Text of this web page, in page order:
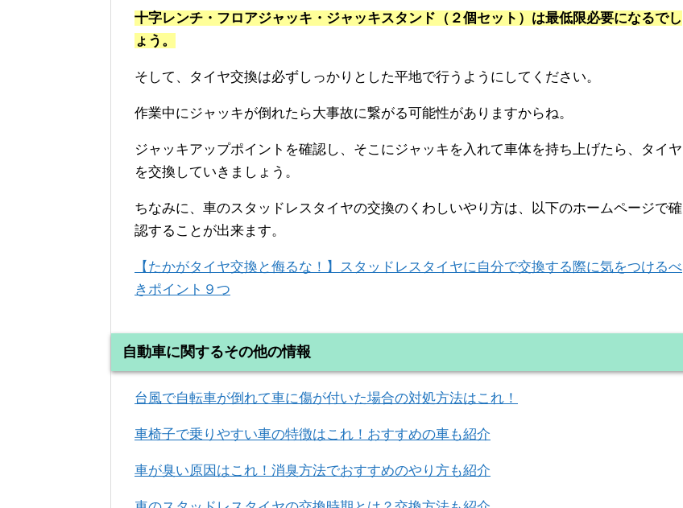
十字レンチ・フロアジャッキ・ジャッキスタンド（２個セット）は最低限必要になるでし
ょう。
そして、タイヤ交換は必ずしっかりとした平地で行うようにしてください。
作業中にジャッキが倒れたら大事故に繋がる可能性がありますからね。
ジャッキアップポイントを確認し、そこにジャッキを入れて車体を持ち上げたら、タイヤ
を交換していきましょう。
ちなみに、車のスタッドレスタイヤの交換のくわしいやり方は、以下のホームページで確
認することが出来ます。
【たかがタイヤ交換と侮るな！】スタッドレスタイヤに自分で交換する際に気をつけるべ
きポイント９つ
自動車に関するその他の情報
台風で自転車が倒れて車に傷が付いた場合の対処方法はこれ！
車椅子で乗りやすい車の特徴はこれ！おすすめの車も紹介
車が臭い原因はこれ！消臭方法でおすすめのやり方も紹介